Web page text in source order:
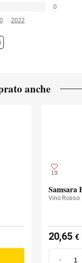
0
2022
anche
19
Samsara
Vino Rosso
20,65 €
-